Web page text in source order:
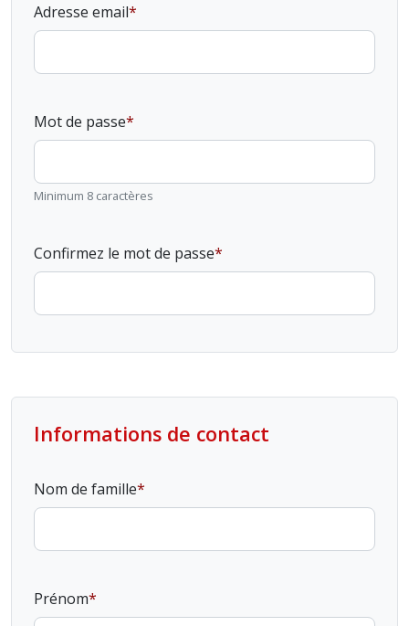
Adresse email
Mot de passe
Minimum 8 caractères
Confirmez le mot de passe
Informations de contact
Nom de famille
Prénom